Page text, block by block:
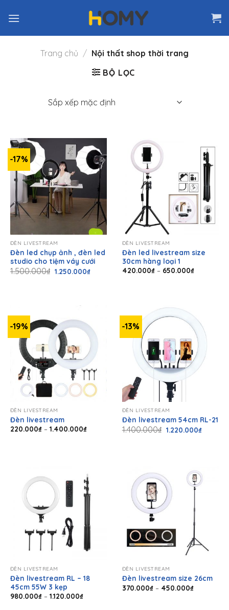
Trang chủ / Nội thất shop thời trang
BỘ LỌC
-17%
ĐÈN LIVESTREAM
Đèn led chụp ảnh , đèn led
studio cho tiệm váy cưới
1.500.000₫ Giá
gốc
1.250.000₫Giá
hiện
ĐÈN LIVESTREAM
Đèn led livestream size
30cm hàng loại 1
420.000₫ – 650.000₫Khoảng
-19%
ĐÈN LIVESTREAM
Đèn livestream
220.000₫ – 1.400.000₫Khoảng
-13%
ĐÈN LIVESTREAM
Đèn livestream 54cm RL-21
1.400.000₫ Giá
gốc
1.220.000₫Giá
hiện
ĐÈN LIVESTREAM
Đèn livestream RL – 18
45cm 55W 3 kẹp
980.000₫ – 1.120.000₫Khoảng
ĐÈN LIVESTREAM
Đèn livestream size 26cm
370.000₫ – 450.000₫Khoảng